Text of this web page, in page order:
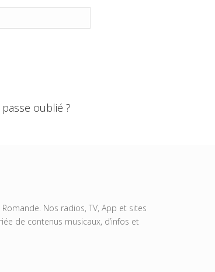
oublié ?
Nos radios, TV, App et sites
de contenus musicaux, d’infos et